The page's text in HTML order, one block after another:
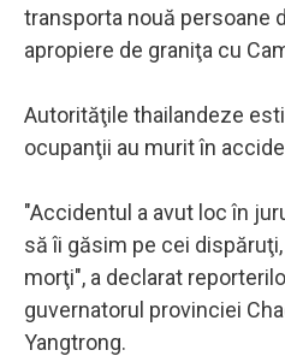
transporta nouă persoane
apropiere de graniţa cu
Autorităţile thailandeze
ocupanţii au murit în
"Accidentul a avut loc în
să îi găsim pe cei
morţi", a declarat
guvernatorul provinciei
Yangtrong.